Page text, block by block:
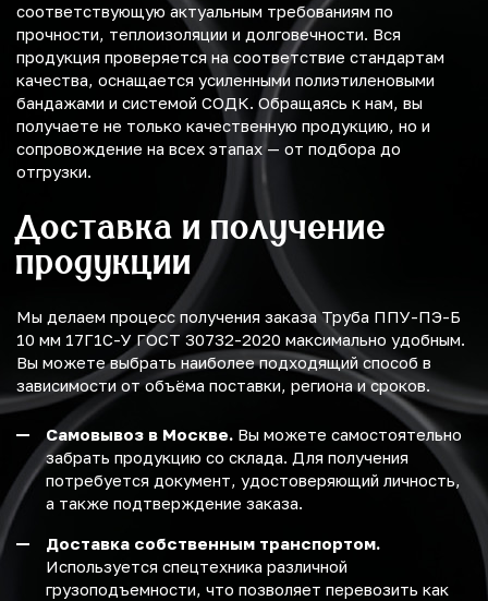
соответствующую актуальным требованиям по
прочности, теплоизоляции и долговечности. Вся
продукция проверяется на соответствие стандартам
качества, оснащается усиленными полиэтиленовыми
бандажами и системой СОДК. Обращаясь к нам, вы
получаете не только качественную продукцию, но и
сопровождение на всех этапах — от подбора до
отгрузки.
Доставка и получение
продукции
Мы делаем процесс получения заказа Труба ППУ-ПЭ-Б
10 мм 17Г1С-У ГОСТ 30732-2020 максимально удобным.
Вы можете выбрать наиболее подходящий способ в
зависимости от объёма поставки, региона и сроков.
Самовывоз в Москве. Вы можете самостоятельно
забрать продукцию со склада. Для получения
потребуется документ, удостоверяющий личность,
а также подтверждение заказа.
Доставка собственным транспортом.
Используется спецтехника различной
грузоподъемности, что позволяет перевозить как